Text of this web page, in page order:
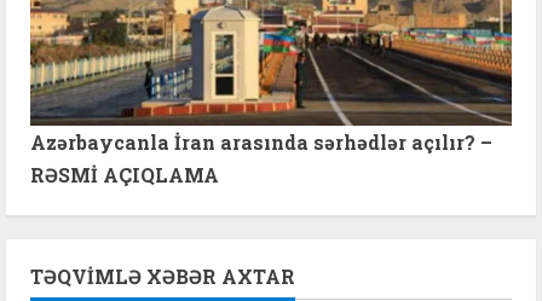
Azərbaycanla İran arasında sərhədlər açılır? –
RƏSMİ AÇIQLAMA
TƏQVIMLƏ XƏBƏR AXTAR